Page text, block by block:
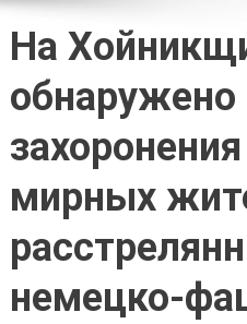
На
обнаружено
мирных
немецко-